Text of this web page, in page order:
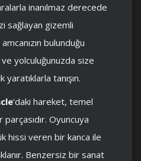
inanılmaz derecede
sağlayan gizemli
bulunduğu
yolculuğunuzda size
yaratıklarla tanışın.
‘daki hareket, temel
Oyuncuya
hissi veren bir kanca ile
Benzersiz bir sanat